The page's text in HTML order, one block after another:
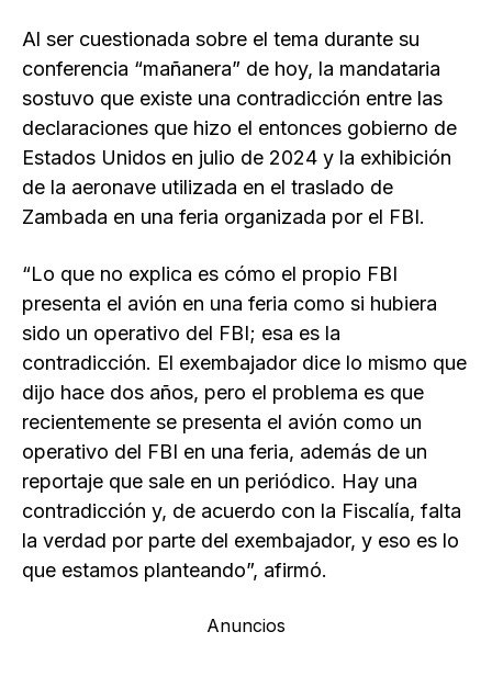
Al ser cuestionada sobre el tema durante su
conferencia “mañanera” de hoy, la mandataria
sostuvo que existe una contradicción entre las
declaraciones que hizo el entonces gobierno de
Estados Unidos en julio de 2024 y la exhibición
de la aeronave utilizada en el traslado de
Zambada en una feria organizada por el FBI.
“Lo que no explica es cómo el propio FBI
presenta el avión en una feria como si hubiera
sido un operativo del FBI; esa es la
contradicción. El exembajador dice lo mismo que
dijo hace dos años, pero el problema es que
recientemente se presenta el avión como un
operativo del FBI en una feria, además de un
reportaje que sale en un periódico. Hay una
contradicción y, de acuerdo con la Fiscalía, falta
la verdad por parte del exembajador, y eso es lo
que estamos planteando”, afirmó.
Anuncios